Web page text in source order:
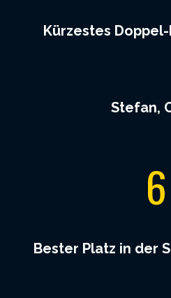
Kürzestes
Stefan,
6
Bester Platz in der